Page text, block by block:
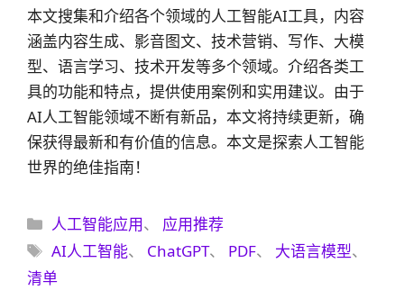
本文搜集和介绍各个领域的人工智能AI工具，内容
涵盖内容生成、影音图文、技术营销、写作、大模
型、语言学习、技术开发等多个领域。介绍各类工
具的功能和特点，提供使用案例和实用建议。由于
AI人工智能领域不断有新品，本文将持续更新，确
保获得最新和有价值的信息。本文是探索人工智能
世界的绝佳指南！
分
类
人工智能应用、 应用推荐
标
签
AI人工智能、 ChatGPT、 PDF、 大语言模型、
清单